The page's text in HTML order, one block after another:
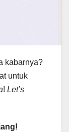
kabarnya?
untuk
! Let’s